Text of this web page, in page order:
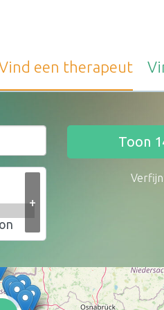
een therapeut
+
Toon